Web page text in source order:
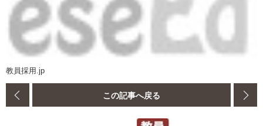
教員採用.jp
この記事へ戻る